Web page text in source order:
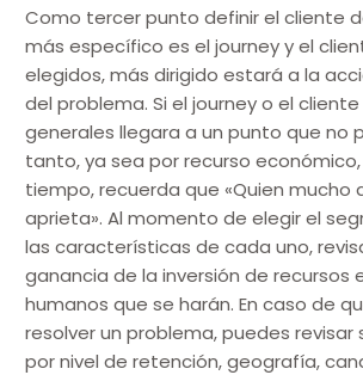
Como tercer punto definir el cliente
más específico es el journey y el
elegidos, más dirigido estará a la
del problema. Si el journey o el
generales llegara a un punto que no
tanto, ya sea por recurso
tiempo, recuerda que «Quien mucho
aprieta». Al momento de elegir el
las características de cada uno,
ganancia de la inversión de recursos
humanos que se harán. En caso de
resolver un problema, puedes revisar
por nivel de retención, geografía,